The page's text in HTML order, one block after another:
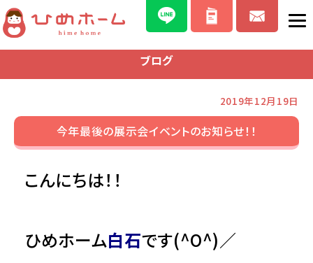
ブログ
2019年12月19日
今年最後の展示会イベントのお知らせ！！
こんにちは！！
ひめホーム白石です(^O^)／